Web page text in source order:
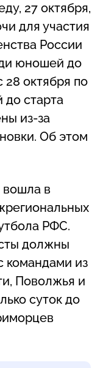
27 октября,
для участия
России
юношей до
октября по
до старта
из-за
Об этом
в
РФС.
должны
командами из
Поволжья и
суток до